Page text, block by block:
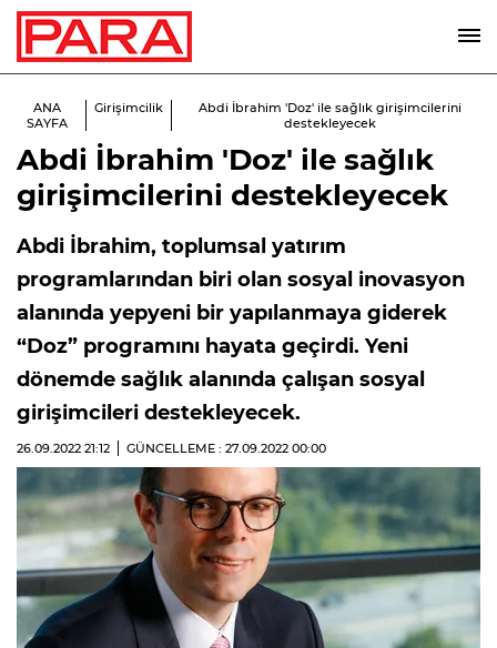
ANA
SAYFA
Girişimcilik
Abdi İbrahim 'Doz' ile sağlık girişimcilerini
destekleyecek
Abdi İbrahim 'Doz' ile sağlık
girişimcilerini destekleyecek
Abdi İbrahim, toplumsal yatırım
programlarından biri olan sosyal inovasyon
alanında yepyeni bir yapılanmaya giderek
“Doz” programını hayata geçirdi. Yeni
dönemde sağlık alanında çalışan sosyal
girişimcileri destekleyecek.
26.09.2022 21:12 GÜNCELLEME : 27.09.2022 00:00